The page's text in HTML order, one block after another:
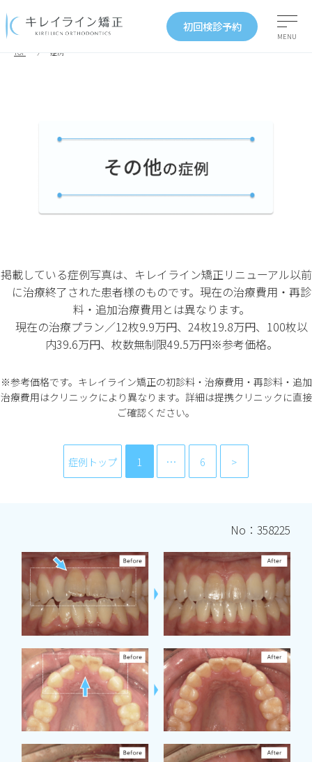
初回検診予約
MENU
TOP 症例
掲載している症例写真は、キレイライン矯正リニューアル以前
に治療終了された患者様のものです。現在の治療費用・再診
料・追加治療費用とは異なります。
現在の治療プラン／12枚9.9万円、24枚19.8万円、100枚以
内39.6万円、枚数無制限49.5万円※参考価格。
※参考価格です。キレイライン矯正の初診料・治療費用・再診料・追加
治療費用はクリニックにより異なります。詳細は提携クリニックに直接
ご確認ください。
症例トップ 1 … 6
No：358225